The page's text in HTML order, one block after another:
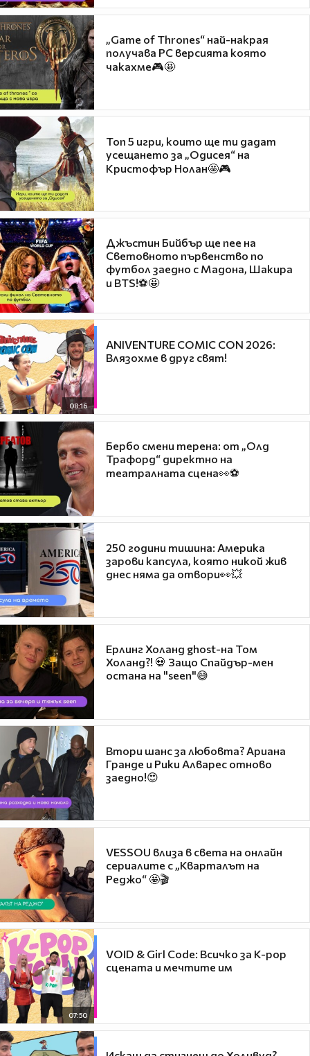
„Game of Thrones“ най-накрая
получава PC версията която
чакахме🎮🤩
Топ 5 игри, които ще ти дадат
усещането за „Одисея“ на
Кристофър Нолан🤩🎮
Джъстин Бийбър ще пее на
Световното първенство по
футбол заедно с Мадона, Шакира
и BTS!⚽🤩
08:16
ANIVENTURE COMIC CON 2026:
Влязохме в друг свят!
Бербо смени терена: от „Олд
Трафорд“ директно на
театралната сцена👀⚽
250 години тишина: Америка
зарови капсула, която никой жив
днес няма да отвори👀💥
Ерлинг Холанд ghost-на Том
Холанд?! 💀 Защо Спайдър-мен
остана на "seen"😅
Втори шанс за любовта? Ариана
Гранде и Рики Алварес отново
заедно!😍
VESSOU влиза в света на онлайн
сериалите с „Кварталът на
Реджо“ 🤩🎬
07:50
VOID & Girl Code: Всичко за K-pop
сцената и мечтите им